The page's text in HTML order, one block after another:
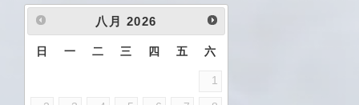
八月 2026
日 一 二 三 四 五 六
1